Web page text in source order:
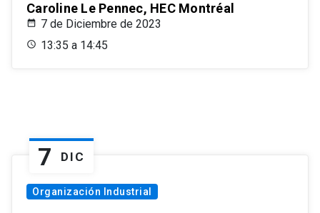
Caroline Le Pennec, HEC Montréal
7 de Diciembre de 2023
13:35 a 14:45
7 DIC
Organización Industrial